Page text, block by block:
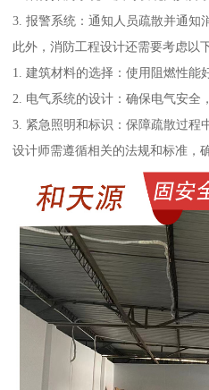
3. 报警系统：通知人员疏散并通知
此外，消防工程设计还需要考虑以
1. 建筑材料的选择：使用阻燃性能
2. 电气系统的设计：确保电气安全
3. 紧急照明和标识：保障疏散过程
设计师需遵循相关的法规和标准，